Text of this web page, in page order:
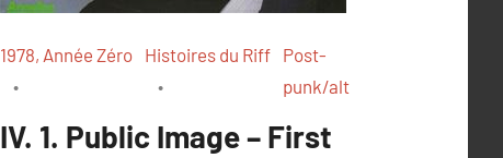
1978, Année Zéro Histoires du Riff
Post-
punk/alt
IV. 1. Public Image – First